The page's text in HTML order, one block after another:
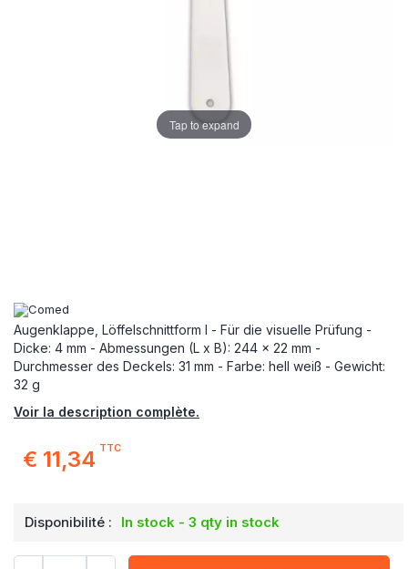
Augenklappe, Löffelschnittform l - Für die visuelle Prüfung -
Dicke: 4 mm - Abmessungen (L x B): 244 x 22 mm -
Durchmesser des Deckels: 31 mm - Farbe: hell weiß - Gewicht:
32 g
Voir la description complète.
€ 11,34 TTC
Disponibilité : In stock - 3 qty in stock
Tap to expand